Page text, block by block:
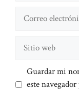
electrónico
web
Guardar mi
este